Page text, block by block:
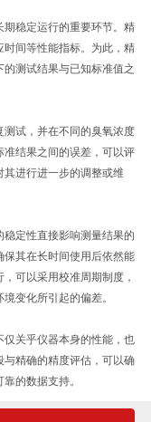
稳定运行的重要环节。精
间等性能指标。为此，精
测试结果与已知标准值之
试，并在不同的臭氧浓度
结果之间的误差，可以评
进行进一步的调整或维
定性直接影响测量结果的
其在长时间使用后依然能
可以采用校准周期制度，
变化所引起的偏差。
关乎仪器本身的性能，也
精确的精度评估，可以确
的数据支持。